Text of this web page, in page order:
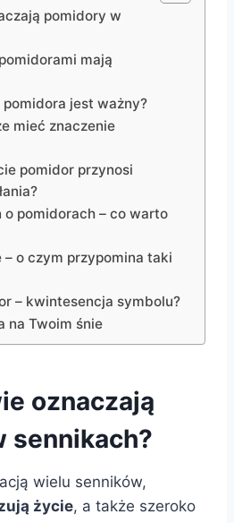
pomidory w
mają
jest ważny?
mieć znaczenie
pomidor przynosi
pomidorach – co warto
– o czym przypomina taki
– kwintesencja symbolu?
na Twoim śnie
oznaczają
sennikach?
wielu senników,
życie, a także szeroko